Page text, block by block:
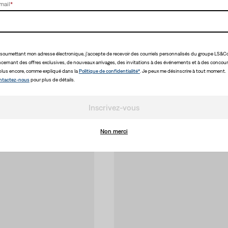
*
mon adresse électronique, j'accepte de recevoir des courriels personnalisés du groupe
des offres exclusives, de nouveaux arrivages, des invitations à des événements et à des
encore, comme expliqué dans laPolitique de confidentialité*. Je peux me désinscrire à tout moment.
nouspour plus de détails.
Inscrivez-vous
Non merci